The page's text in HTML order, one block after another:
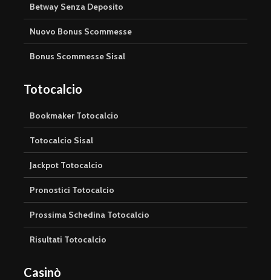
Betway Senza Deposito
Nuovo Bonus Scommesse
Bonus Scommesse Sisal
Totocalcio
Bookmaker Totocalcio
Totocalcio Sisal
Jackpot Totocalcio
Pronostici Totocalcio
Prossima Schedina Totocalcio
Risultati Totocalcio
Casinò